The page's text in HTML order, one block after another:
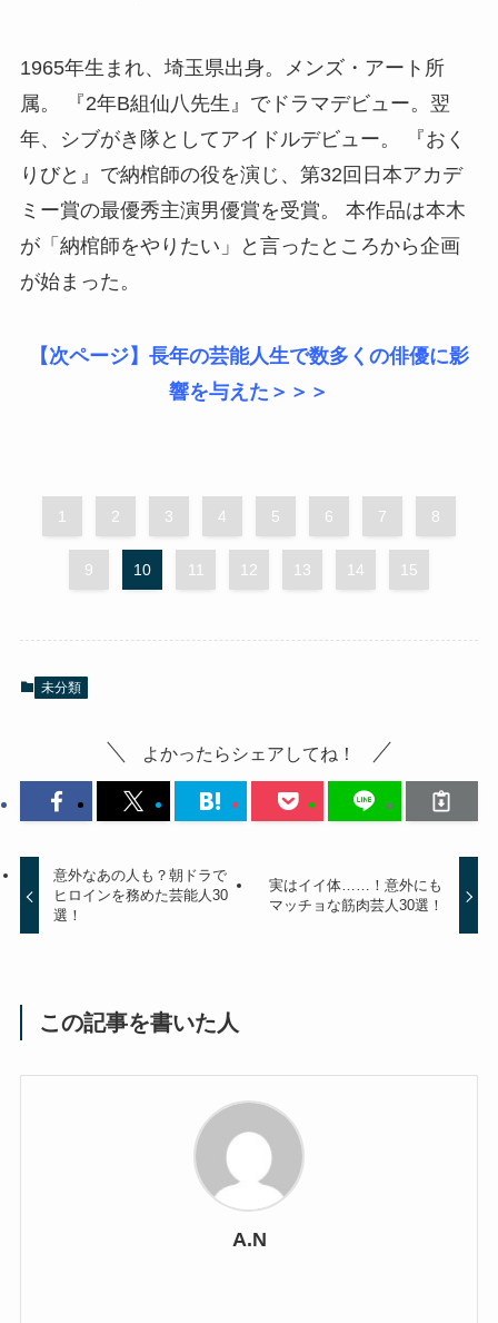
1965年生まれ、埼玉県出身。メンズ・アート所
属。 『2年B組仙八先生』でドラマデビュー。翌
年、シブがき隊としてアイドルデビュー。 『おく
りびと』で納棺師の役を演じ、第32回日本アカデ
ミー賞の最優秀主演男優賞を受賞。 本作品は本木
が「納棺師をやりたい」と言ったところから企画
が始まった。
【次ページ】長年の芸能人生で数多くの俳優に影
響を与えた＞＞＞
1 2 3 4 5 6 7 8
9 10 11 12 13 14 15
未分類
よかったらシェアしてね！
意外なあの人も？朝ドラで
ヒロインを務めた芸能人30
選！
実はイイ体……！意外にも
マッチョな筋肉芸人30選！
この記事を書いた人
A.N